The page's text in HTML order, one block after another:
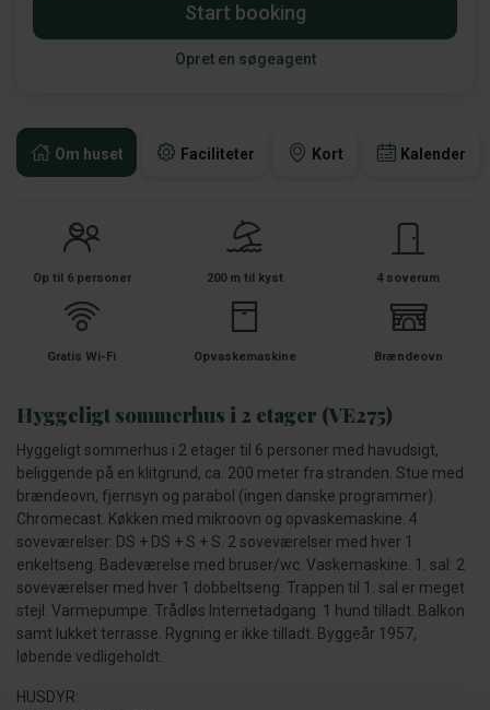
Om huset Faciliteter Kort Kalender
Op til 6 personer 200 m til kyst 4 soverum
Gratis Wi-Fi Opvaskemaskine Brændeovn
Hyggeligt sommerhus i 2 etager (VE275)
Hyggeligt sommerhus i 2 etager til 6 personer med havudsigt,
beliggende på en klitgrund, ca. 200 meter fra stranden. Stue med
brændeovn, fjernsyn og parabol (ingen danske programmer).
Chromecast. Køkken med mikroovn og opvaskemaskine. 4
soveværelser: DS + DS + S + S. 2 soveværelser med hver 1
enkeltseng. Badeværelse med bruser/wc. Vaskemaskine. 1. sal: 2
soveværelser med hver 1 dobbeltseng. Trappen til 1. sal er meget
stejl. Varmepumpe. Trådløs Internetadgang. 1 hund tilladt. Balkon
samt lukket terrasse. Rygning er ikke tilladt. Byggeår 1957,
løbende vedligeholdt.
HUSDYR:
Start booking
Opret en søgeagent